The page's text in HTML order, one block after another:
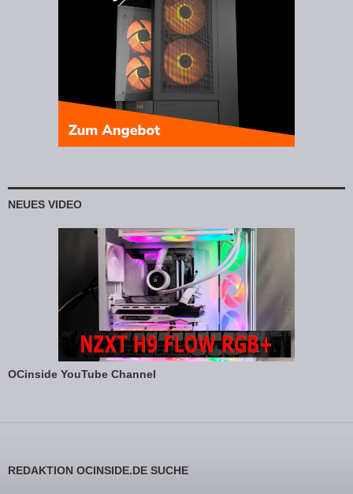
NEUES VIDEO
OCinside YouTube Channel
REDAKTION OCINSIDE.DE SUCHE